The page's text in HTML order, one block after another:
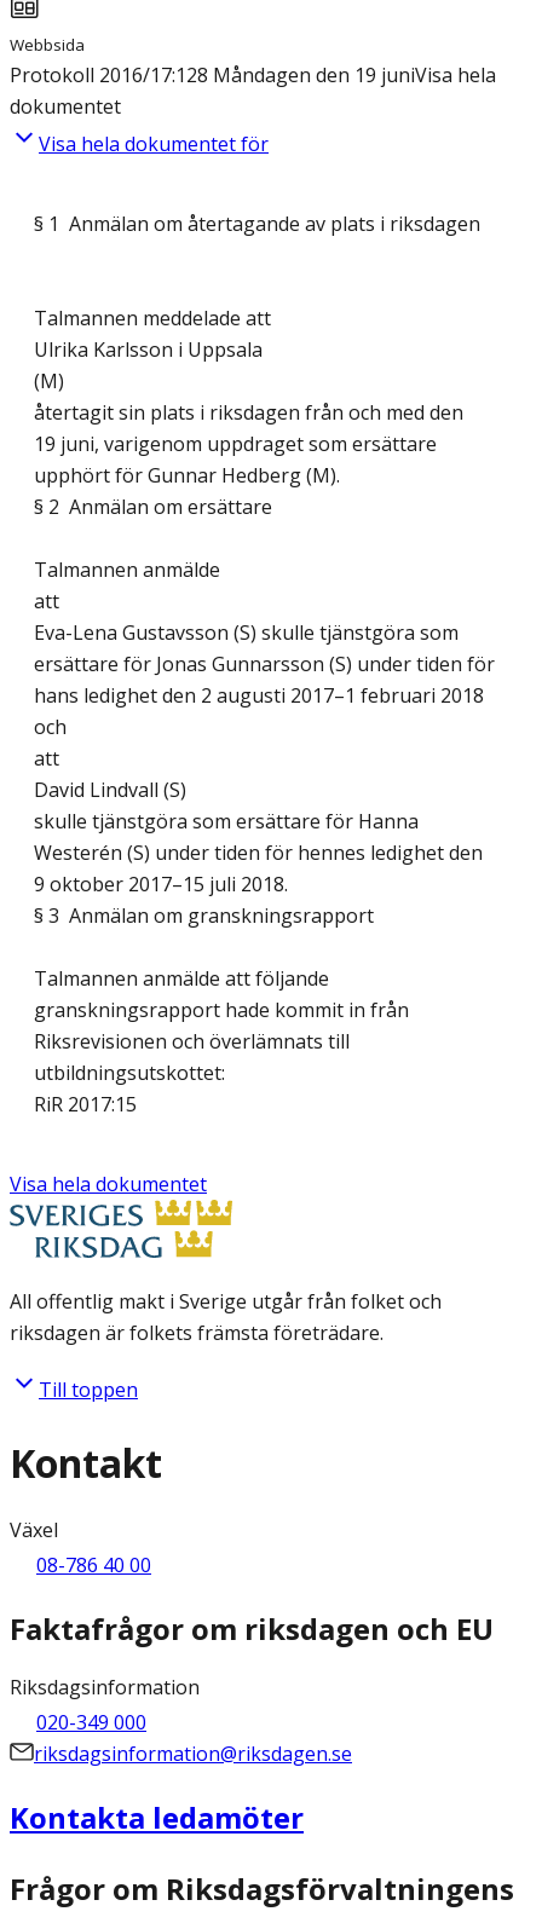
Webbsida
Protokoll 2016/17:128 Måndagen den 19 juniVisa hela
dokumentet
Visa hela dokumentet för
§ 1 Anmälan om återtagande av plats i riksdagen
Talmannen meddelade att
Ulrika Karlsson i Uppsala
(M)
återtagit sin plats i riksdagen från och med den
19 juni, varigenom uppdraget som ersättare
upphört för Gunnar Hedberg (M).
§ 2 Anmälan om ersättare
Talmannen anmälde
att
Eva-Lena Gustavsson (S) skulle tjänstgöra som
ersättare för Jonas Gunnarsson (S) under tiden för
hans ledighet den 2 augusti 2017–1 februari 2018
och
att
David Lindvall (S)
skulle tjänstgöra som ersättare för Hanna
Westerén (S) under tiden för hennes ledighet den
9 oktober 2017–15 juli 2018.
§ 3 Anmälan om granskningsrapport
Talmannen anmälde att följande
granskningsrapport hade kommit in från
Riksrevisionen och överlämnats till
utbildningsutskottet:
RiR 2017:15
Visa hela dokumentet
All offentlig makt i Sverige utgår från folket och
riksdagen är folkets främsta företrädare.
Till toppen
Kontakt
Växel
08-786 40 00
Faktafrågor om riksdagen och EU
Riksdagsinformation
020-349 000
riksdagsinformation@riksdagen.se
Kontakta ledamöter
Frågor om Riksdagsförvaltningens